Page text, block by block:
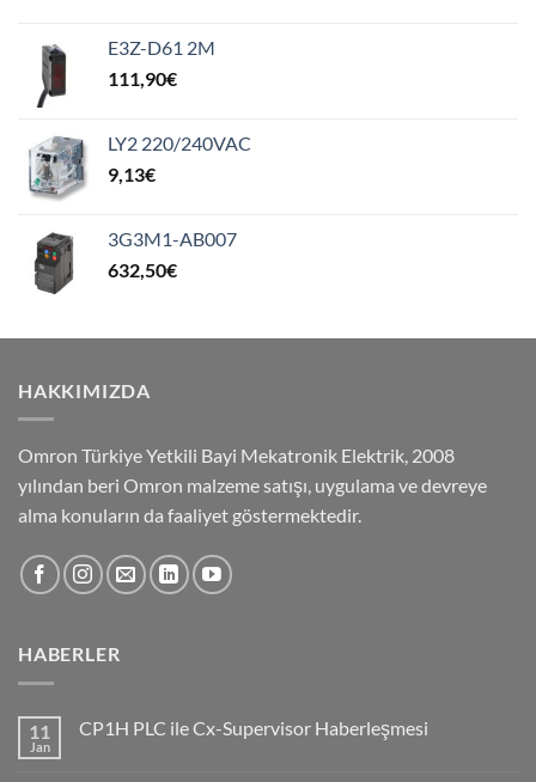
E3Z-D61 2M
111,90€
LY2 220/240VAC
9,13€
3G3M1-AB007
632,50€
HAKKIMIZDA
Omron Türkiye Yetkili Bayi Mekatronik Elektrik, 2008
yılından beri Omron malzeme satışı, uygulama ve devreye
alma konuların da faaliyet göstermektedir.
HABERLER
11
Jan
CP1H PLC ile Cx-Supervisor Haberleşmesi